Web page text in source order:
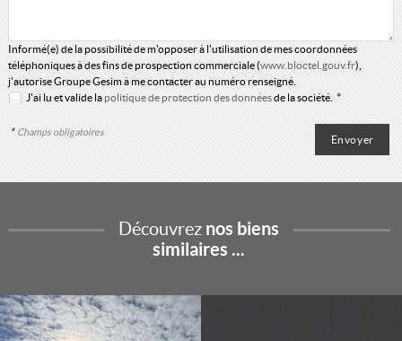
Informé(e) de la possibilité de m'opposer à l'utilisation de mes coordonnées
téléphoniques à des fins de prospection commerciale (www.bloctel.gouv.fr),
j'autorise Groupe Gesim à me contacter au numéro renseigné.
J'ai lu et valide lapolitique de protection des donnéesde la société. *
* Champs obligatoires
Découvrez nos biens
similaires ...